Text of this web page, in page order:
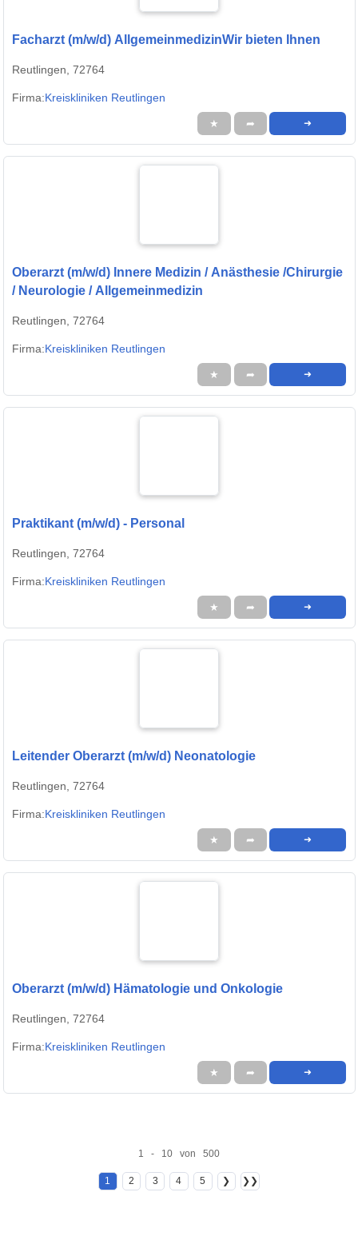
Facharzt (m/w/d) AllgemeinmedizinWir bieten Ihnen
Reutlingen, 72764
Firma:Kreiskliniken Reutlingen
★ ➦ ➜
Oberarzt (m/w/d) Innere Medizin / Anästhesie /Chirurgie
/ Neurologie / Allgemeinmedizin
Reutlingen, 72764
Firma:Kreiskliniken Reutlingen
★ ➦ ➜
Praktikant (m/w/d) - Personal
Reutlingen, 72764
Firma:Kreiskliniken Reutlingen
★ ➦ ➜
Leitender Oberarzt (m/w/d) Neonatologie
Reutlingen, 72764
Firma:Kreiskliniken Reutlingen
★ ➦ ➜
Oberarzt (m/w/d) Hämatologie und Onkologie
Reutlingen, 72764
Firma:Kreiskliniken Reutlingen
★ ➦ ➜
1 - 10 von 500
1 2 3 4 5 ❯ ❯❯